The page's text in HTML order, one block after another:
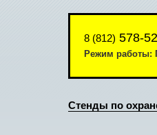
8 (812) 578-
Режим работы:
Стенды по